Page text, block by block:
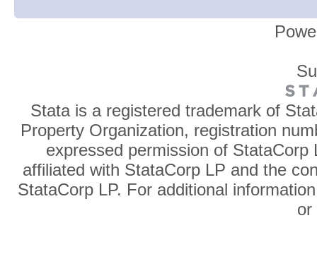
Stata is a registered trademark of
Property Organization, registration
expressed permission of
affiliated with StataCorp LP and the
StataCorp LP. For additional
or